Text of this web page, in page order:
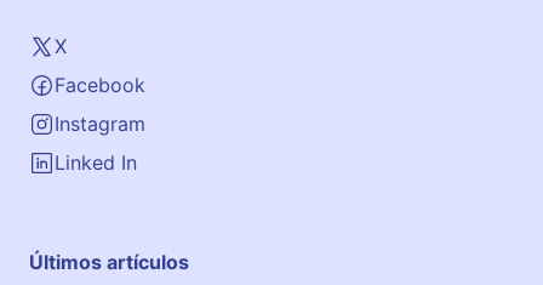
s
2
9
X
Facebook
Instagram
Linked In
Últimos artículos